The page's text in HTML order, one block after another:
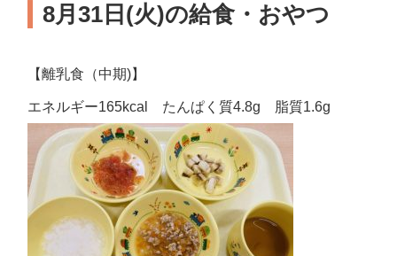
8月31日(火)の給食・おやつ
【離乳食（中期)】
エネルギー165kcal たんぱく質4.8g 脂質1.6g